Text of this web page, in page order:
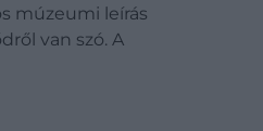
múzeumi leírás
van szó. A